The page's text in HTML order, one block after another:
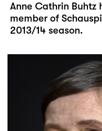
Anne Cathrin Buhtz
member of
2013/14 season.